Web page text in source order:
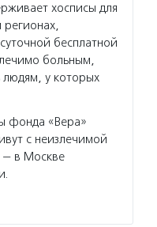
хосписы для
регионах,
бесплатной
больным,
у которых
фонда «Вера»
с неизлечимой
— в Москве